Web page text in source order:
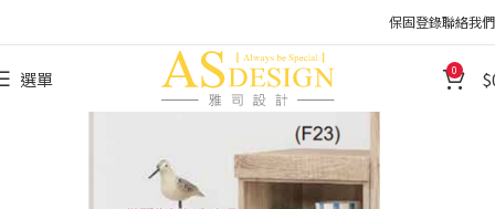
保固登錄聯絡我們
選單 0